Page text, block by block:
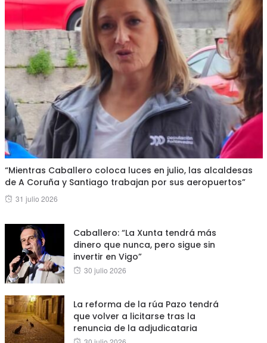
“Mientras Caballero coloca luces en julio, las alcaldesas
de A Coruña y Santiago trabajan por sus aeropuertos”
Posted
31 julio 2026
Caballero: “La Xunta tendrá más
dinero que nunca, pero sigue sin
invertir en Vigo”
Posted
30 julio 2026
La reforma de la rúa Pazo tendrá
que volver a licitarse tras la
renuncia de la adjudicataria
Posted